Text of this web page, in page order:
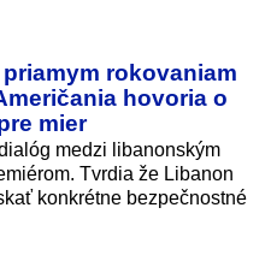
rokovaniam
hovoria o
mier
medzi libanonským
Tvrdia že Libanon
konkrétne bezpečnostné